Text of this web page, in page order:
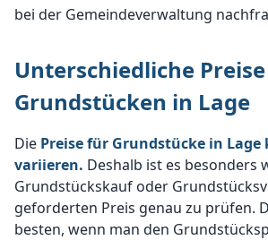
bei der Gemeindeverwaltung
Unterschiedliche
Grundstücken in Lage
Die Preise für Grundstücke in
variieren. Deshalb ist es besonders
Grundstückskauf oder
geforderten Preis genau zu prüfen.
besten, wenn man den